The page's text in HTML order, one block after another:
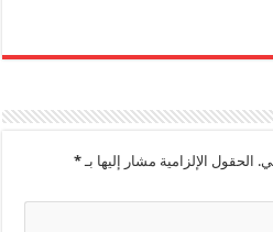
الحقول الإلزامية مشار إليها بـ*